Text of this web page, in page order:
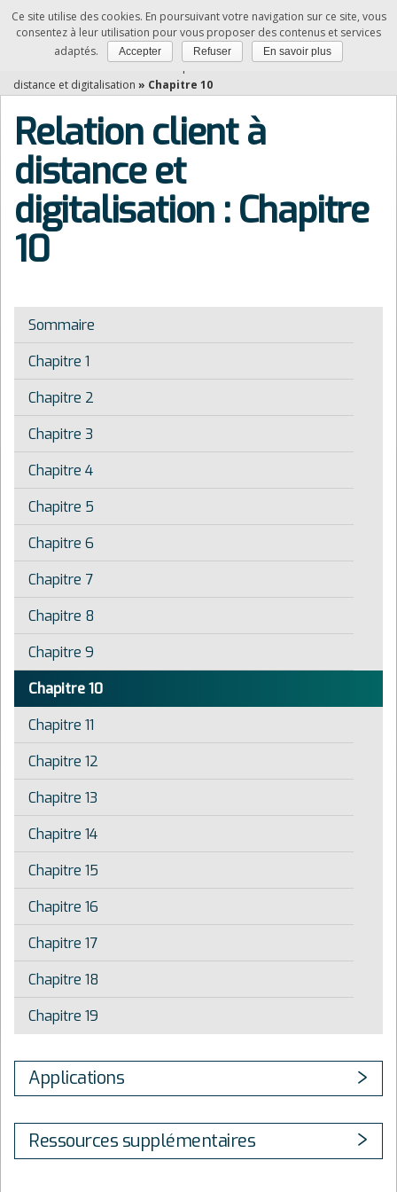
NDRC
Accueil»Matières professionnelles»Relation client à
distance et digitalisation » Chapitre 10
Relation client à
distance et
digitalisation : Chapitre
10
Sommaire
Chapitre 1
Chapitre 2
Chapitre 3
Chapitre 4
Chapitre 5
Chapitre 6
Chapitre 7
Chapitre 8
Chapitre 9
Chapitre 10
Chapitre 11
Chapitre 12
Chapitre 13
Chapitre 14
Chapitre 15
Chapitre 16
Chapitre 17
Chapitre 18
Chapitre 19
Applications
Ressources supplémentaires
Ce site utilise des cookies. En poursuivant votre navigation sur ce site, vous
consentez à leur utilisation pour vous proposer des contenus et services
adaptés.
Accepter Refuser En savoir plus